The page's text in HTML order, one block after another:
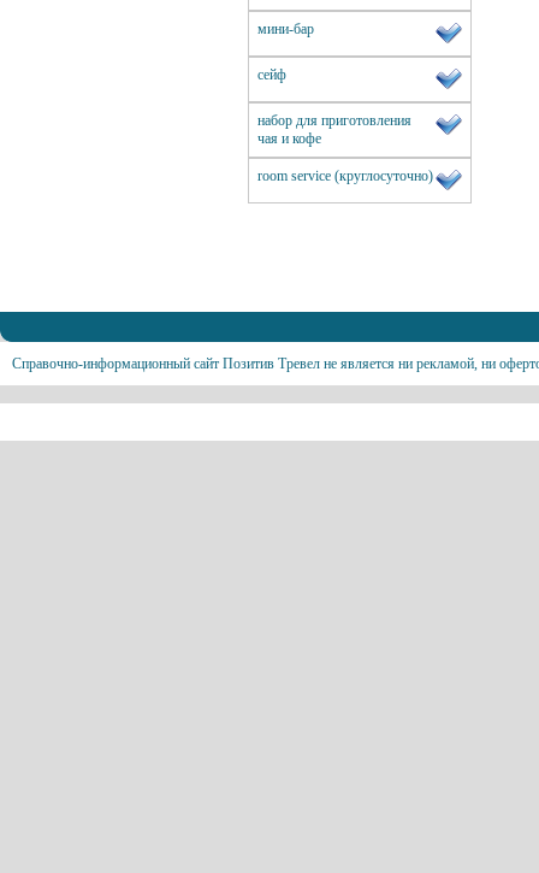
мини-бар
сейф
набор для приготовления
чая и кофе
room service (круглосуточно)
Справочно-информационный сайт Позитив Тревел не является ни рекламой, ни